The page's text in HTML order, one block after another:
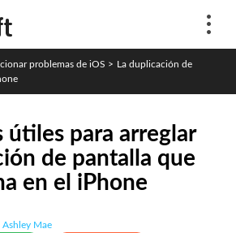
problemas de iOS > La duplicación de
útiles para arreglar
de pantalla que
en el iPhone
Ashley Mae